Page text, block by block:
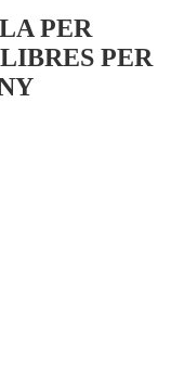
PER
PER